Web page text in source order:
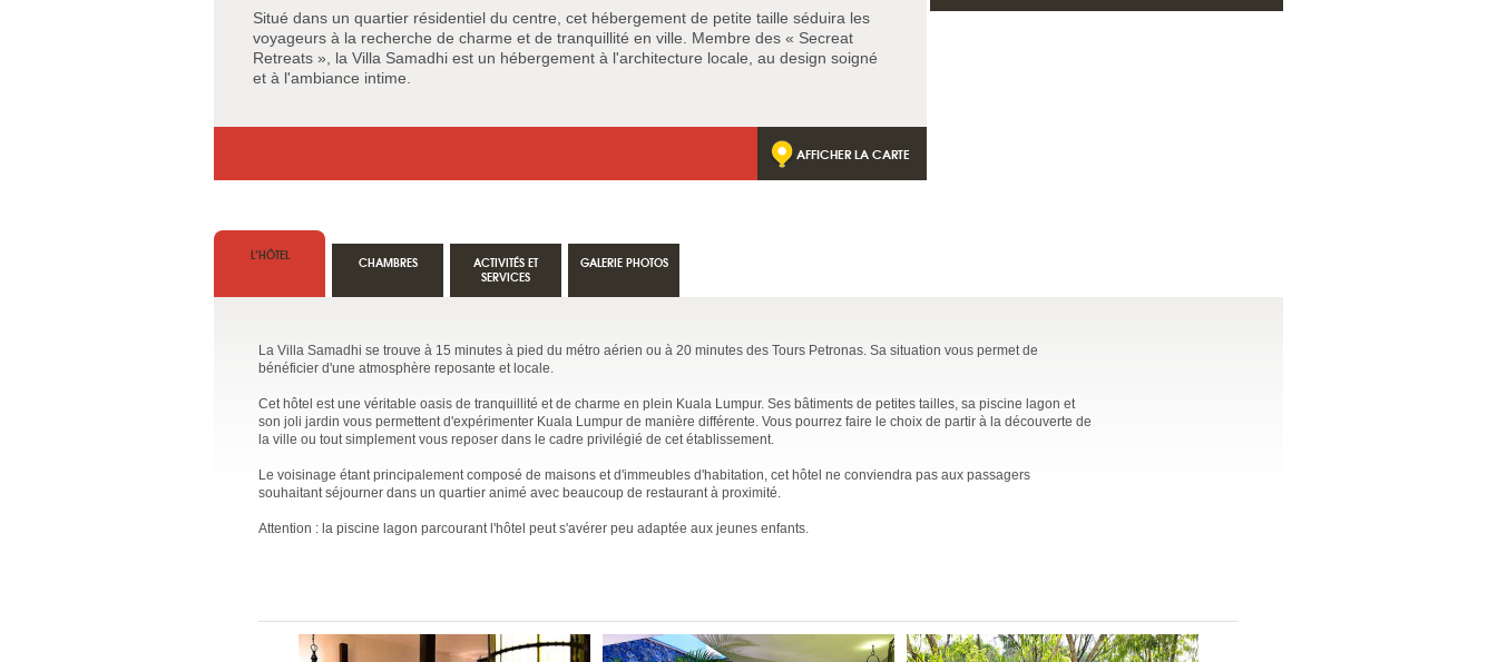
Situé dans un quartier résidentiel du centre, cet hébergement de petite taille séduira les
voyageurs à la recherche de charme et de tranquillité en ville. Membre des « Secreat
Retreats », la Villa Samadhi est un hébergement à l'architecture locale, au design soigné
et à l'ambiance intime.
AFFICHER LA CARTE
L’HÔTEL
La Villa Samadhi se trouve à 15 minutes à pied du métro aérien ou à 20 minutes des Tours Petronas. Sa situation vous permet de
bénéficier d'une atmosphère reposante et locale.
Cet hôtel est une véritable oasis de tranquillité et de charme en plein Kuala Lumpur. Ses bâtiments de petites tailles, sa piscine lagon et
son joli jardin vous permettent d'expérimenter Kuala Lumpur de manière différente. Vous pourrez faire le choix de partir à la découverte de
la ville ou tout simplement vous reposer dans le cadre privilégié de cet établissement.
Le voisinage étant principalement composé de maisons et d'immeubles d'habitation, cet hôtel ne conviendra pas aux passagers
souhaitant séjourner dans un quartier animé avec beaucoup de restaurant à proximité.
Attention : la piscine lagon parcourant l'hôtel peut s'avérer peu adaptée aux jeunes enfants.
CHAMBRES
ACTIVITÉS ET
SERVICES
GALERIE PHOTOS